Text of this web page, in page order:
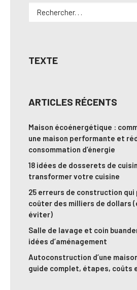
TEXTE
ARTICLES RÉCENTS
Maison écoénergétique :
une maison performante et
consommation d’énergie
18 idées de dosserets de
transformer votre cuisine
25 erreurs de construction qui
coûter des milliers de dollars
éviter)
Salle de lavage et coin
idées d’aménagement
Autoconstruction d’une
guide complet, étapes, coûts